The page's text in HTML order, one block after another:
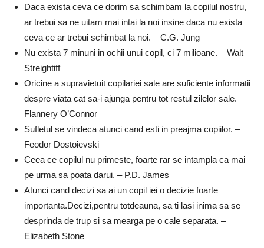
Daca exista ceva ce dorim sa schimbam la copilul nostru,
ar trebui sa ne uitam mai intai la noi insine daca nu exista
ceva ce ar trebui schimbat la noi. – C.G. Jung
Nu exista 7 minuni in ochii unui copil, ci 7 milioane. – Walt
Streightiff
Oricine a supravietuit copilariei sale are suficiente informatii
despre viata cat sa-i ajunga pentru tot restul zilelor sale. –
Flannery O’Connor
Sufletul se vindeca atunci cand esti in preajma copiilor. –
Feodor Dostoievski
Ceea ce copilul nu primeste, foarte rar se intampla ca mai
pe urma sa poata darui. – P.D. James
Atunci cand decizi sa ai un copil iei o decizie foarte
importanta.Decizi,pentru totdeauna, sa ti lasi inima sa se
desprinda de trup si sa mearga pe o cale separata. –
Elizabeth Stone